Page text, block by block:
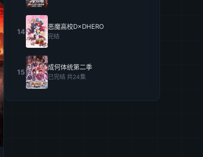
14
恶魔高校D×DHERO
完结
15
成何体统第二季
已完结 共24集